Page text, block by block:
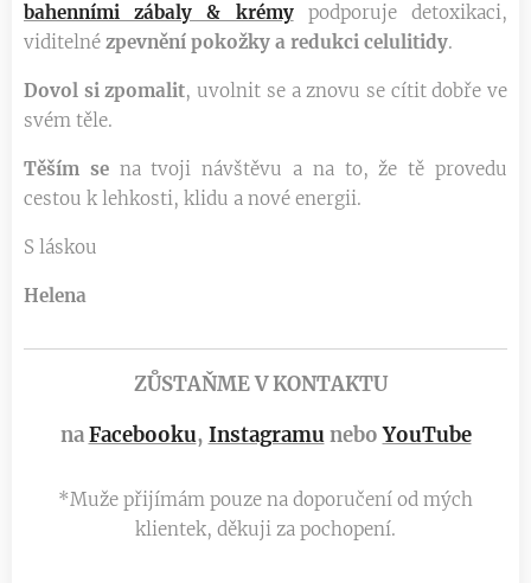
bahenními zábaly & krémypodporuje detoxikaci,
viditelné zpevnění pokožky a redukci celulitidy.
Dovol si zpomalit, uvolnit se a znovu se cítit dobře ve
svém těle.
Těším se na tvoji návštěvu a na to, že tě provedu
cestou k lehkosti, klidu a nové energii.
S láskou 🧡
Helena
ZŮSTAŇME V KONTAKTU
naFacebooku, InstagramuneboYouTube
*Muže přijímám pouze na doporučení od mých
klientek, děkuji za pochopení.